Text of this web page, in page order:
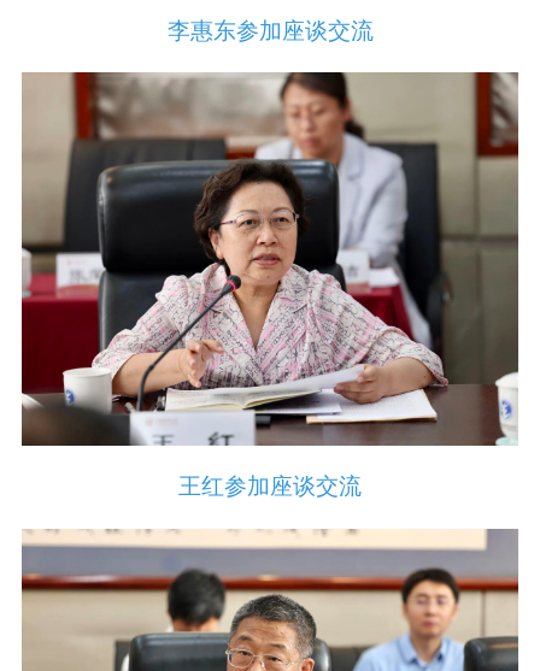
李惠东参加座谈交流
王红参加座谈交流